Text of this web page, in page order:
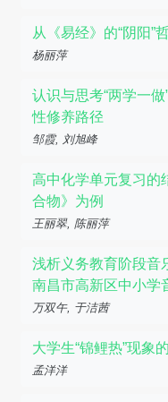
从《易经》的“阴阳”
杨丽萍
认识与思考“两学一
性修养路径
邹霞, 刘旭峰
高中化学单元复习
合物》为例
王丽翠, 陈丽萍
浅析义务教育阶段
南昌市高新区中小学
万双午, 于洁茜
大学生“锦鲤热”现象
孟洋洋